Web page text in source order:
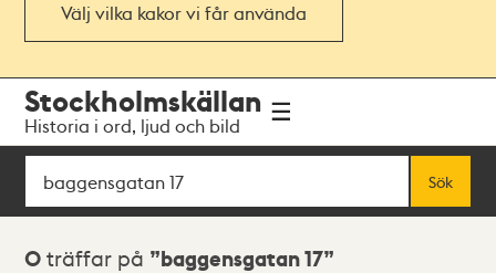
Välj vilka kakor vi får använda
navigationen
huvudinnehållet
Stockholmskällan
Historia i ord, ljud och bild
Sök
Sök
Sökresultat
0 träffar på baggensgatan 17